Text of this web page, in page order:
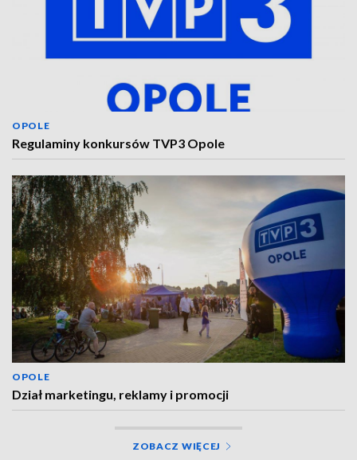
OPOLE
Regulaminy konkursów TVP3 Opole
OPOLE
Dział marketingu, reklamy i promocji
ZOBACZ WIĘCEJ